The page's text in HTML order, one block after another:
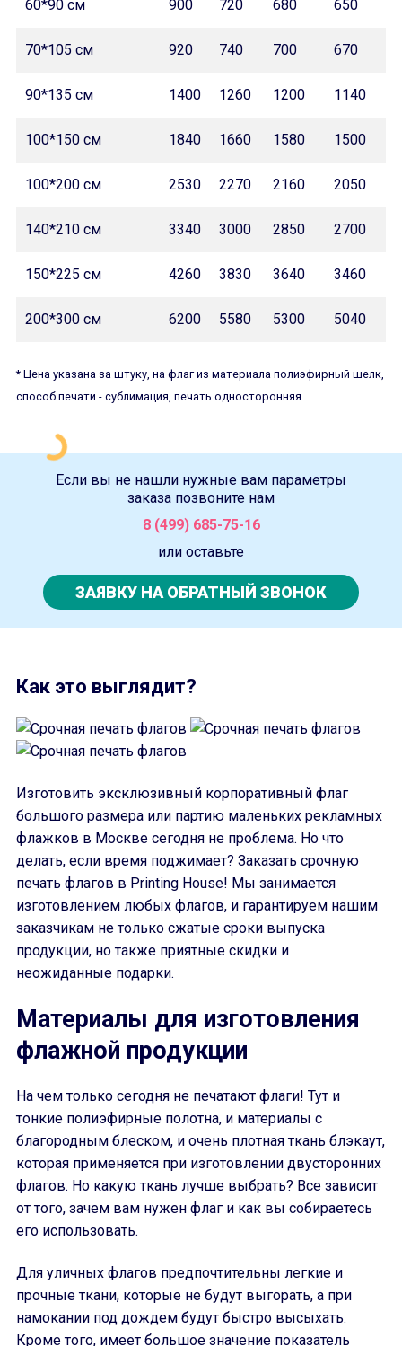
60*90 см 900 720 680 650
70*105 см 920 740 700 670
90*135 см 1400 1260 1200 1140
100*150 см 1840 1660 1580 1500
100*200 см 2530 2270 2160 2050
140*210 см 3340 3000 2850 2700
150*225 см 4260 3830 3640 3460
200*300 см 6200 5580 5300 5040
* Цена указана за штуку, на флаг из материала полиэфирный шелк,
способ печати - сублимация, печать односторонняя
Если вы не нашли нужные вам параметры
заказа позвоните нам
8 (499) 685-75-16
или оставьте
ЗАЯВКУ НА ОБРАТНЫЙ ЗВОНОК
Как это выглядит?
Изготовить эксклюзивный корпоративный флаг
большого размера или партию маленьких рекламных
флажков в Москве сегодня не проблема. Но что
делать, если время поджимает? Заказать срочную
печать флагов в Printing House! Мы занимается
изготовлением любых флагов, и гарантируем нашим
заказчикам не только сжатые сроки выпуска
продукции, но также приятные скидки и
неожиданные подарки.
Материалы для изготовления
флажной продукции
На чем только сегодня не печатают флаги! Тут и
тонкие полиэфирные полотна, и материалы с
благородным блеском, и очень плотная ткань блэкаут,
которая применяется при изготовлении двусторонних
флагов. Но какую ткань лучше выбрать? Все зависит
от того, зачем вам нужен флаг и как вы собираетесь
его использовать.
Для уличных флагов предпочтительны легкие и
прочные ткани, которые не будут выгорать, а при
намокании под дождем будут быстро высыхать.
Кроме того, имеет большое значение показатель